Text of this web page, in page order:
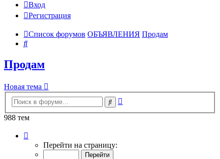
Вход
Регистрация
Список форумов ОБЪЯВЛЕНИЯ Продам
Поиск
Продам
Новая тема
Поиск
988 тем
Перейти на страницу: